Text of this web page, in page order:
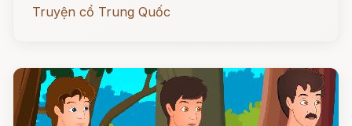
Truyện cổ Trung Quốc